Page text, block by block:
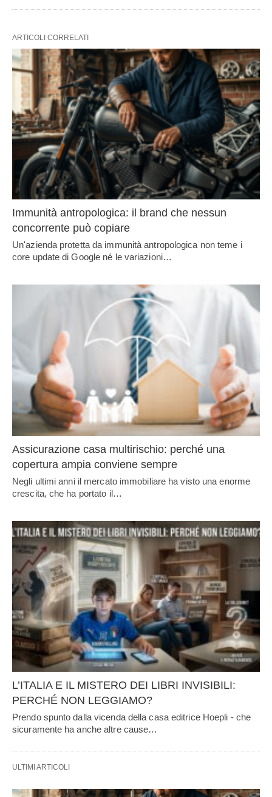
ARTICOLI CORRELATI
Immunità antropologica: il brand che nessun
concorrente può copiare
Un'azienda protetta da immunità antropologica non teme i
core update di Google né le variazioni…
Assicurazione casa multirischio: perché una
copertura ampia conviene sempre
Negli ultimi anni il mercato immobiliare ha visto una enorme
crescita, che ha portato il…
L’ITALIA E IL MISTERO DEI LIBRI INVISIBILI:
PERCHÉ NON LEGGIAMO?
Prendo spunto dalla vicenda della casa editrice Hoepli - che
sicuramente ha anche altre cause…
ULTIMI ARTICOLI